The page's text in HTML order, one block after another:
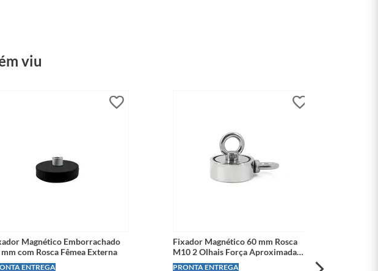
viu
Magnético Emborrachado
22 mm com Rosca Fêmea Externa
+ PAGUE -
Fixador Magnético 60 mm Rosca
M10 2 Olhais Força Aproximada
200kg
PRONTA ENTREGA